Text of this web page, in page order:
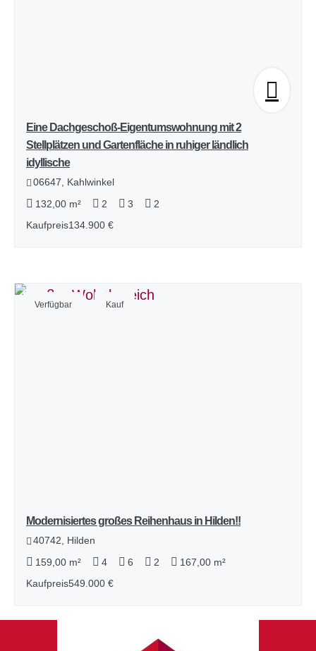
Eine Dachgeschoß-Eigentumswohnung mit 2
Stellplätzen und Gartenfläche in ruhiger ländlich
idyllische
06647, Kahlwinkel
132,00 m²
2 3
2
Kaufpreis134.900 €
Verfügbar Kauf
Modernisiertes großes Reihenhaus in Hilden!!
40742, Hilden
159,00 m²
4 6 2
167,00 m²
Kaufpreis549.000 €